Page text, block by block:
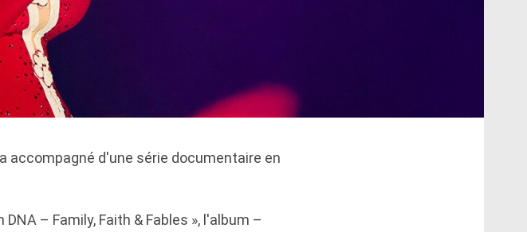
accompagné d'une série documentaire en
– Family, Faith & Fables », l'album –